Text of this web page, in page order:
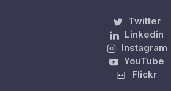
Twitter
Linkedin
Instagram
YouTube
Flickr